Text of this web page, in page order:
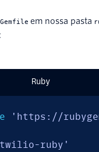
Gemfile em nossa pasta
Ruby
'https://
ruby'